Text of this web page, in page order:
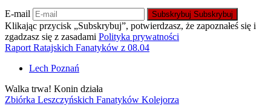
E-mail Subskrybuj Subskrybuj
Klikając przycisk „Subskrybuj”, potwierdzasz, że zapoznałeś się i
zgadzasz się z zasadami Polityka prywatności
Raport Ratajskich Fanatyków z 08.04
Lech Poznań
Walka trwa! Konin działa
Zbiórka Leszczyńskich Fanatyków Kolejorza